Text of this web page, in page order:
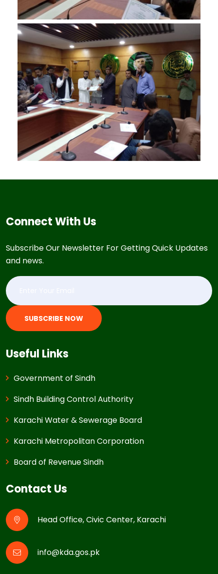
Connect With Us
Subscribe Our Newsletter For Getting Quick Updates
and news.
SUBSCRIBE NOW
Useful Links
Government of Sindh
Sindh Building Control Authority
Karachi Water & Sewerage Board
Karachi Metropolitan Corporation
Board of Revenue Sindh
Contact Us
Head Office, Civic Center, Karachi
info@kda.gos.pk